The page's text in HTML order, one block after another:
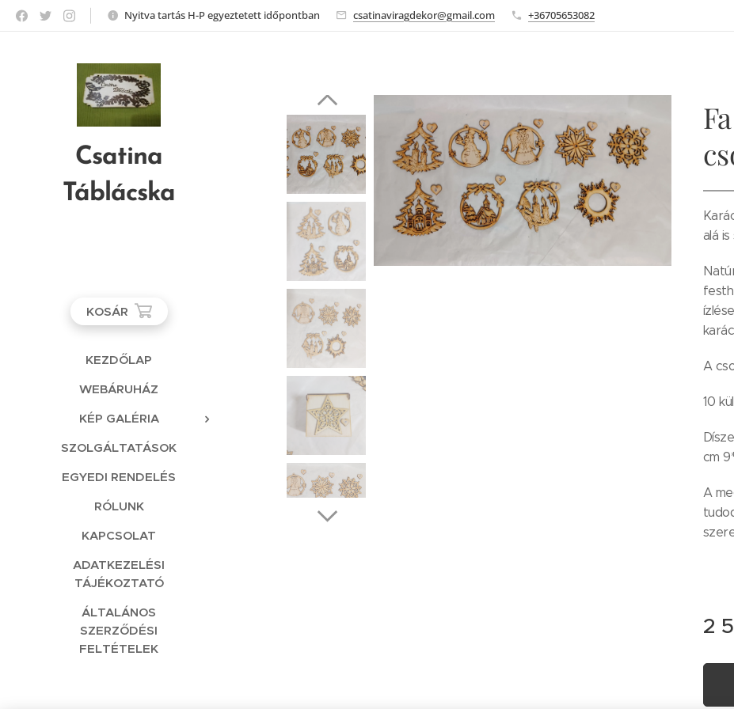
Nyitva tartás H-P egyeztetett időpontban csatinaviragdekor@gmail.com +36705653082
Csatina
Táblácska
KOSÁR
KEZDŐLAP
WEBÁRUHÁZ
KÉP GALÉRIA
SZOLGÁLTATÁSOK
EGYEDI RENDELÉS
RÓLUNK
KAPCSOLAT
ADATKEZELÉSI
TÁJÉKOZTATÓ
ÁLTALÁNOS
SZERZŐDÉSI
FELTÉTELEK
alá
A
10
cm
A
2